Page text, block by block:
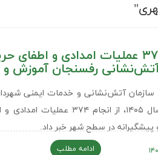
ثبت ۳۷۴ عملیات امدادی و
سازمان آتش‌نشانی و خدمات ایمنی
نخست سال ۱۴۰۵، از انجام
در سطح شهر خبر داد.
ادامه مطلب